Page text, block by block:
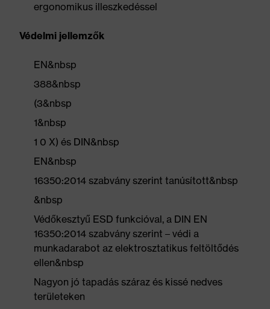
ergonomikus illeszkedéssel
Védelmi jellemzők
EN&nbsp
388&nbsp
(3&nbsp
1&nbsp
1 0 X) és DIN&nbsp
EN&nbsp
16350:2014 szabvány szerint tanúsított&nbsp
&nbsp
Védőkesztyű ESD funkcióval, a DIN EN
16350:2014 szabvány szerint – védi a
munkadarabot az elektrosztatikus feltöltődés
ellen&nbsp
Nagyon jó tapadás száraz és kissé nedves
területeken